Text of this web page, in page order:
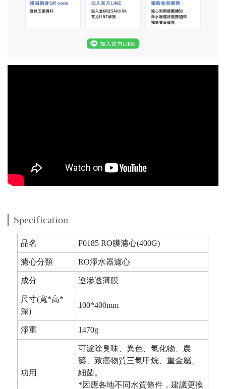
Specification
品名 F0185 RO膜濾心(400G)
濾心分類 RO淨水器濾心
成分 逆滲透薄膜
尺寸(寬*高*
深)
100*400mm
淨重 1470g
功用
可濾除臭味、異色、氯化物、農
藥、致癌物質三氯甲烷、重金屬、
細菌。
*因應各地不同水質條件，建議更換